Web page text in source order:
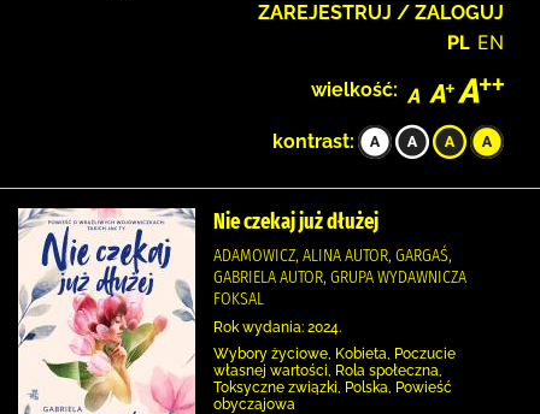
ZAREJESTRUJ / ZALOGUJ
PL EN
wielkość:
kontrast:
Nie czekaj już dłużej
ADAMOWICZ, ALINA AUTOR, GARGAŚ,
GABRIELA AUTOR, GRUPA WYDAWNICZA
FOKSAL
Rok wydania: 2024.
Wybory życiowe, Kobieta, Poczucie
własnej wartości, Rola społeczna,
Toksyczne związki, Polska, Powieść
obyczajowa